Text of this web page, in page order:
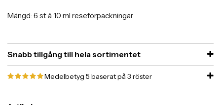
Mängd: 6 st á 10 ml reseförpackningar
Snabb tillgång till hela sortimentet
Medelbetyg 5 baserat på 3 röster